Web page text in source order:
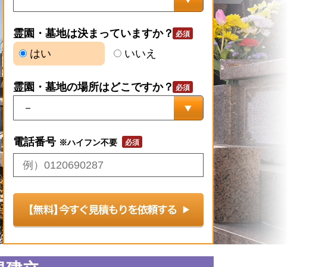
霊園・墓地は決まっていますか？
はい
いいえ
霊園・墓地の場所はどこですか？
電話番号 ※ハイフン不要